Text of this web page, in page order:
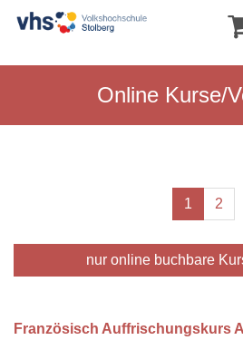
Online Kurse/
1 2
nur online buchbare
Französisch Auffrischungskurs